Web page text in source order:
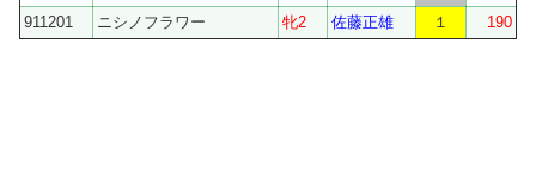
911201
ニシノフラワー 牝2 佐藤正雄 １ 190